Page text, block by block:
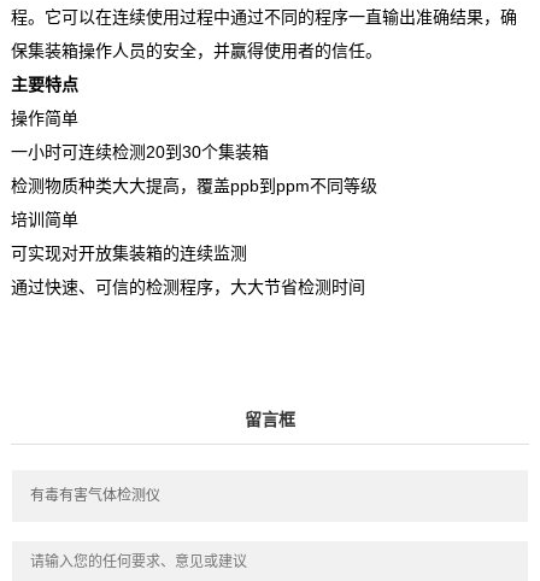
程。它可以在连续使用过程中通过不同的程序一直输出准确结果，确
保集装箱操作人员的安全，并赢得使用者的信任。
主要特点
操作简单
一小时可连续检测20到30个集装箱
检测物质种类大大提高，覆盖ppb到ppm不同等级
培训简单
可实现对开放集装箱的连续监测
通过快速、可信的检测程序，大大节省检测时间
留言框